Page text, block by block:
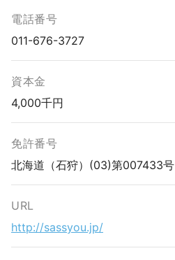
電話番号
011-676-3727
資本金
4,000千円
免許番号
北海道（石狩）(03)第007433号
URL
http://sassyou.jp/